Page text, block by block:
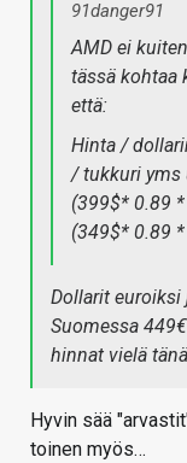
91danger91
AMD ei
tässä kohtaa
että:
Hinta /
/ tukkuri yms
(399$* 0.89
(349$* 0.89
Dollarit euroiksi
Suomessa
hinnat vielä
Hyvin sää
toinen myös…